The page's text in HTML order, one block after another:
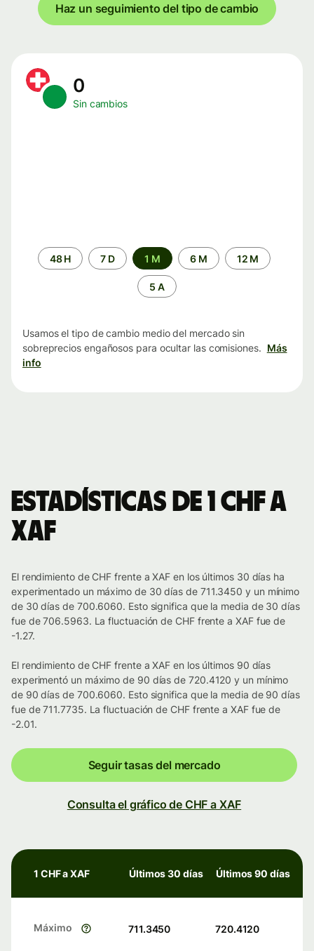
Haz un seguimiento del tipo de cambio
0
Sin cambios
Periodo48 H 7 D 1 M 6 M 12 M
5 A
Usamos el tipo de cambio medio del mercado sin
sobreprecios engañosos para ocultar las comisiones. Más
info
Estadísticas de 1 CHF a
XAF
El rendimiento de CHF frente a XAF en los últimos 30 días ha
experimentado un máximo de 30 días de 711.3450 y un mínimo
de 30 días de 700.6060. Esto significa que la media de 30 días
fue de 706.5963. La fluctuación de CHF frente a XAF fue de
-1.27.
El rendimiento de CHF frente a XAF en los últimos 90 días
experimentó un máximo de 90 días de 720.4120 y un mínimo
de 90 días de 700.6060. Esto significa que la media de 90 días
fue de 711.7735. La fluctuación de CHF frente a XAF fue de
-2.01.
Seguir tasas del mercado
Consulta el gráfico de CHF a XAF
1 CHF a XAF Últimos 30 días Últimos 90 días
Máximo 711.3450 720.4120